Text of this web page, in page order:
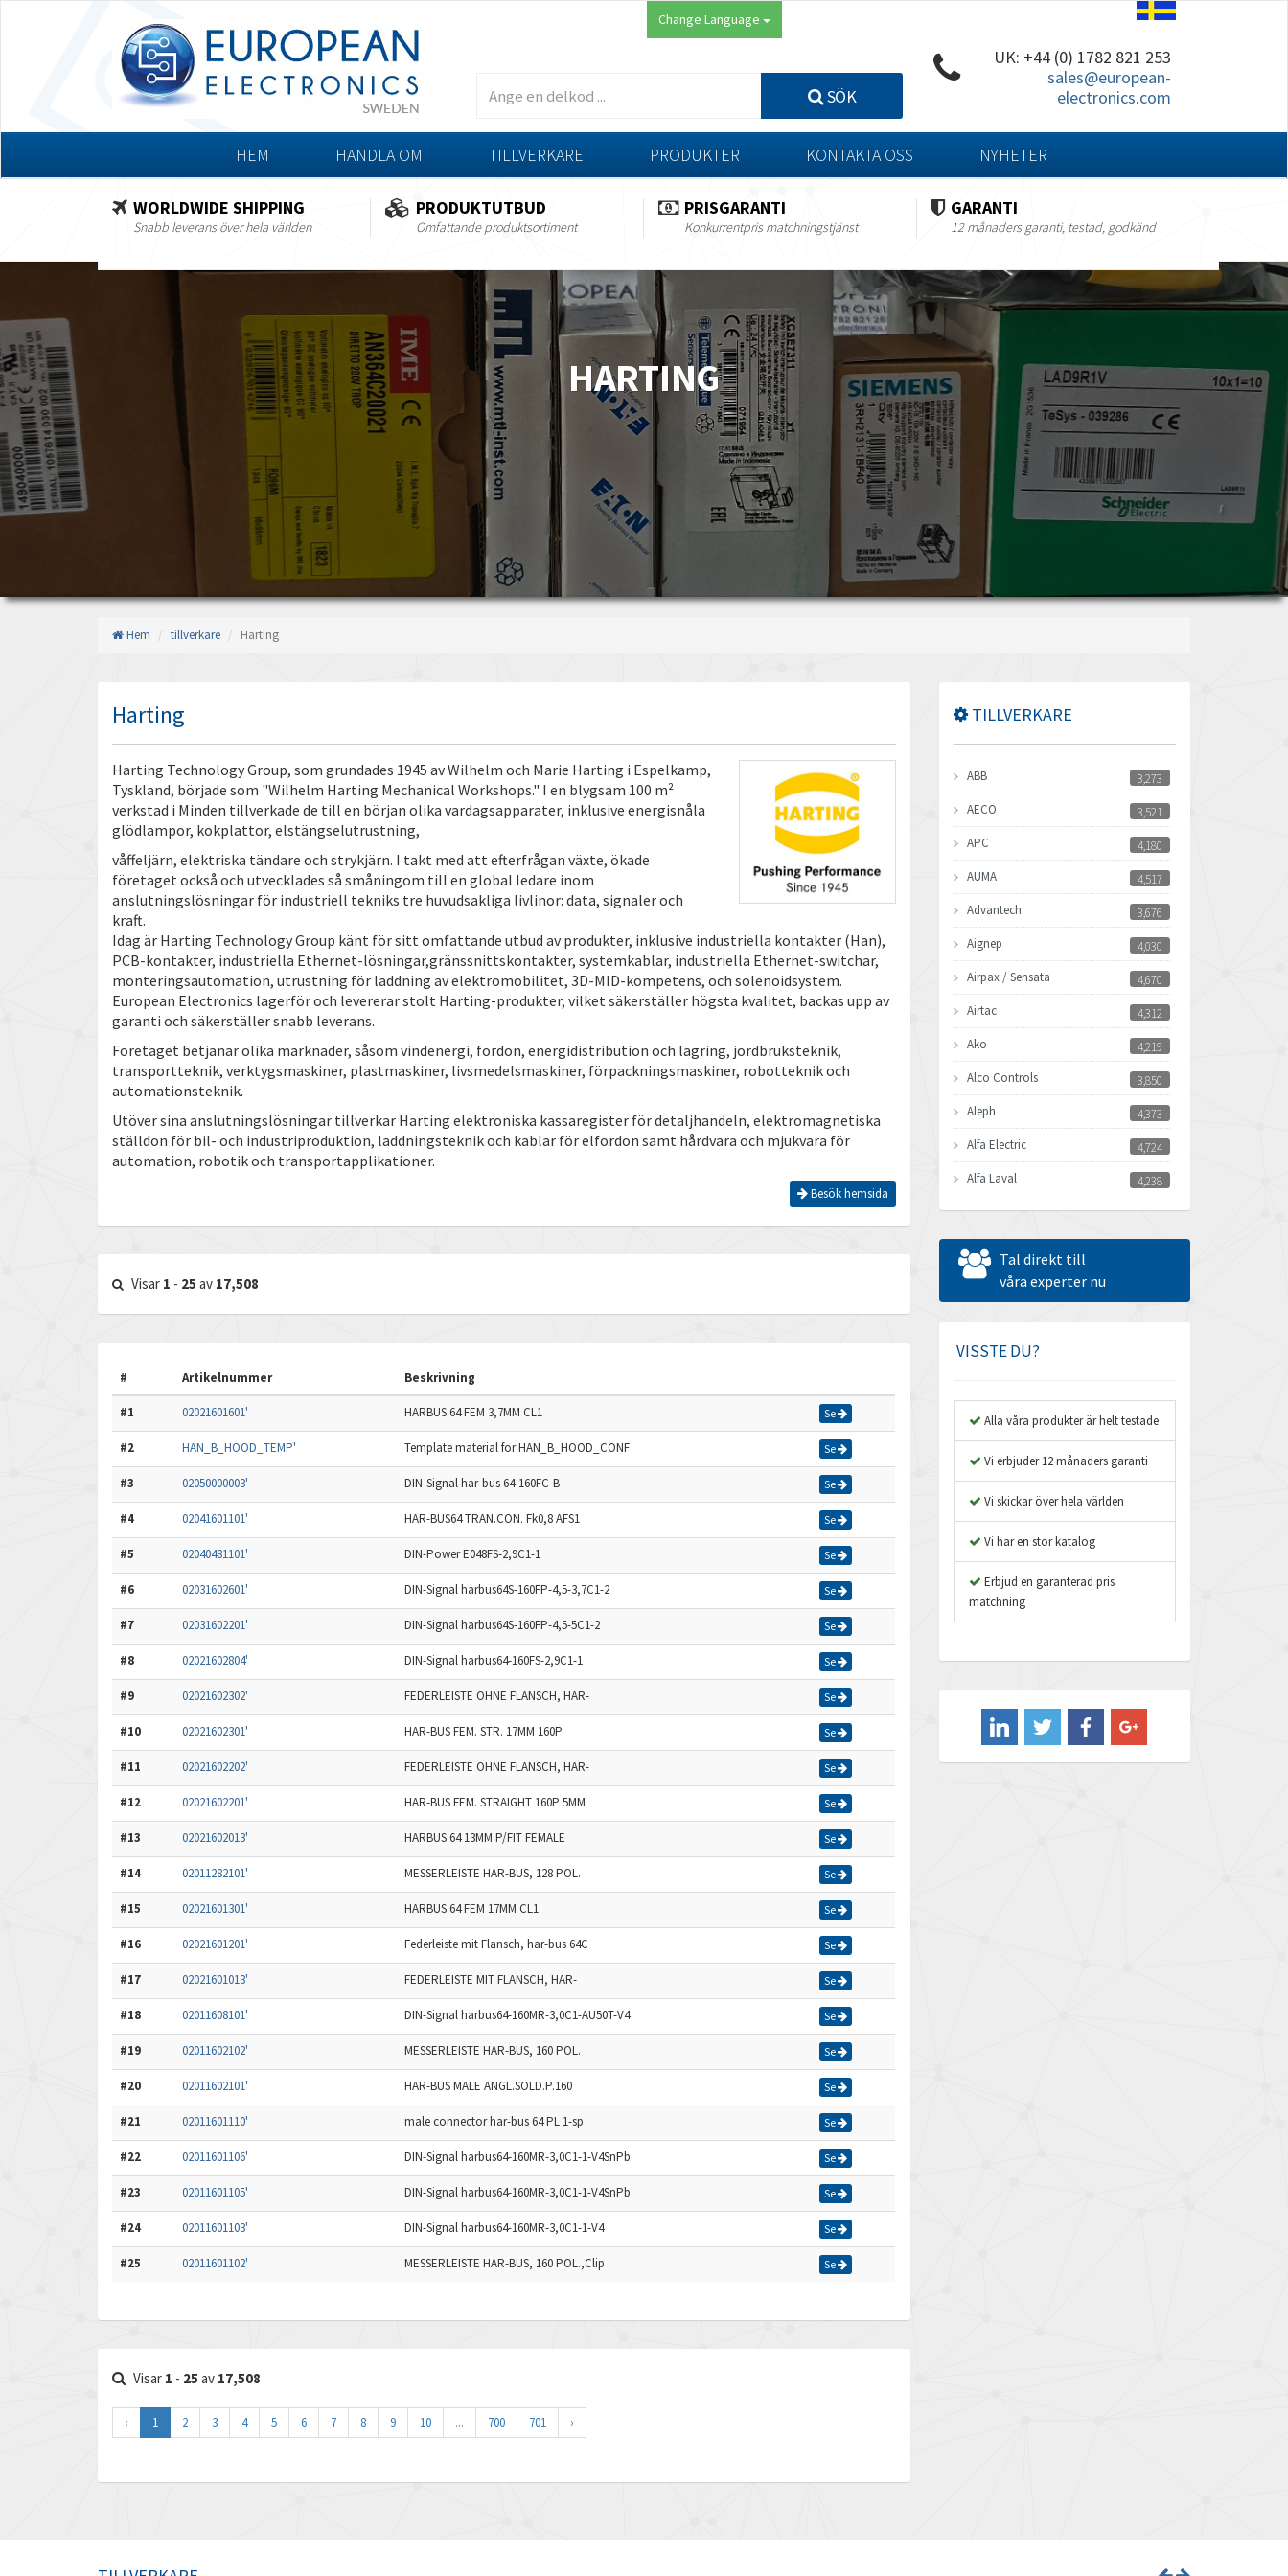
Change Language
SÖK
UK: +44 (0) 1782 821 253
sales@european-
electronics.com
HEM HANDLA OM TILLVERKARE PRODUKTER KONTAKTA OSS NYHETER
WORLDWIDE SHIPPING
Snabb leverans över hela världen
PRODUKTUTBUD
Omfattande produktsortiment
PRISGARANTI
Konkurrentpris matchningstjänst
GARANTI
12 månaders garanti, testad, godkänd
HARTING
Hem tillverkare Harting
Harting
Harting Technology Group, som grundades 1945 av Wilhelm och Marie Harting i Espelkamp, ​​
Tyskland, började som "Wilhelm Harting Mechanical Workshops." I en blygsam 100 m²
verkstad i Minden tillverkade de till en början olika vardagsapparater, inklusive energisnåla
glödlampor, kokplattor, elstängselutrustning,
våffeljärn, elektriska tändare och strykjärn. I takt med att efterfrågan växte, ökade
företaget också och utvecklades så småningom till en global ledare inom
anslutningslösningar för industriell tekniks tre huvudsakliga livlinor: data, signaler och
kraft.
Idag är Harting Technology Group känt för sitt omfattande utbud av produkter, inklusive industriella kontakter (Han),
PCB-kontakter, industriella Ethernet-lösningar,gränssnittskontakter, systemkablar, industriella Ethernet-switchar,
monteringsautomation, utrustning för laddning av elektromobilitet, 3D-MID-kompetens, och solenoidsystem.
European Electronics lagerför och levererar stolt Harting-produkter, vilket säkerställer högsta kvalitet, backas upp av
garanti och säkerställer snabb leverans.
Företaget betjänar olika marknader, såsom vindenergi, fordon, energidistribution och lagring, jordbruksteknik,
transportteknik, verktygsmaskiner, plastmaskiner, livsmedelsmaskiner, förpackningsmaskiner, robotteknik och
automationsteknik.
Utöver sina anslutningslösningar tillverkar Harting elektroniska kassaregister för detaljhandeln, elektromagnetiska
ställdon för bil- och industriproduktion, laddningsteknik och kablar för elfordon samt hårdvara och mjukvara för
automation, robotik och transportapplikationer.
Besök hemsida
Visar 1 - 25 av 17,508
# Artikelnummer Beskrivning
#1 02021601601' HARBUS 64 FEM 3,7MM CL1 Se
#2 HAN_B_HOOD_TEMP' Template material for HAN_B_HOOD_CONF Se
#3 02050000003' DIN-Signal har-bus 64-160FC-B Se
#4 02041601101' HAR-BUS64 TRAN.CON. Fk0,8 AFS1 Se
#5 02040481101' DIN-Power E048FS-2,9C1-1 Se
#6 02031602601' DIN-Signal harbus64S-160FP-4,5-3,7C1-2 Se
#7 02031602201' DIN-Signal harbus64S-160FP-4,5-5C1-2 Se
#8 02021602804' DIN-Signal harbus64-160FS-2,9C1-1 Se
#9 02021602302' FEDERLEISTE OHNE FLANSCH, HAR- Se
#10 02021602301' HAR-BUS FEM. STR. 17MM 160P Se
#11 02021602202' FEDERLEISTE OHNE FLANSCH, HAR- Se
#12 02021602201' HAR-BUS FEM. STRAIGHT 160P 5MM Se
#13 02021602013' HARBUS 64 13MM P/FIT FEMALE Se
#14 02011282101' MESSERLEISTE HAR-BUS, 128 POL. Se
#15 02021601301' HARBUS 64 FEM 17MM CL1 Se
#16 02021601201' Federleiste mit Flansch, har-bus 64C Se
#17 02021601013' FEDERLEISTE MIT FLANSCH, HAR- Se
#18 02011608101' DIN-Signal harbus64-160MR-3,0C1-AU50T-V4 Se
#19 02011602102' MESSERLEISTE HAR-BUS, 160 POL. Se
#20 02011602101' HAR-BUS MALE ANGL.SOLD.P.160 Se
#21 02011601110' male connector har-bus 64 PL 1-sp Se
#22 02011601106' DIN-Signal harbus64-160MR-3,0C1-1-V4SnPb Se
#23 02011601105' DIN-Signal harbus64-160MR-3,0C1-1-V4SnPb Se
#24 02011601103' DIN-Signal harbus64-160MR-3,0C1-1-V4 Se
#25 02011601102' MESSERLEISTE HAR-BUS, 160 POL.,Clip Se
Visar 1 - 25 av 17,508
‹ 1 2 3 4 5 6 7 8 9 10 ... 700 701 ›
TILLVERKARE
ABB
3,273
AECO
3,521
APC
4,180
AUMA
4,517
Advantech
3,676
Aignep
4,030
Airpax / Sensata
4,670
Airtac
4,312
Ako
4,219
Alco Controls
3,850
Aleph
4,373
Alfa Electric
4,724
Alfa Laval
4,238
Allen Bradley
3,095
Allen West
Amperite
Amplicon Liveline
Apex Dynamics
3,718
Asco Numatics
Atos
4,673
Aventics
B&R
Banner
Barber Colman
Tal direkt till
våra experter nu
VISSTE DU?
Alla våra produkter är helt testade
Vi erbjuder 12 månaders garanti
Vi skickar över hela världen
Vi har en stor katalog
Erbjud en garanterad pris
matchning